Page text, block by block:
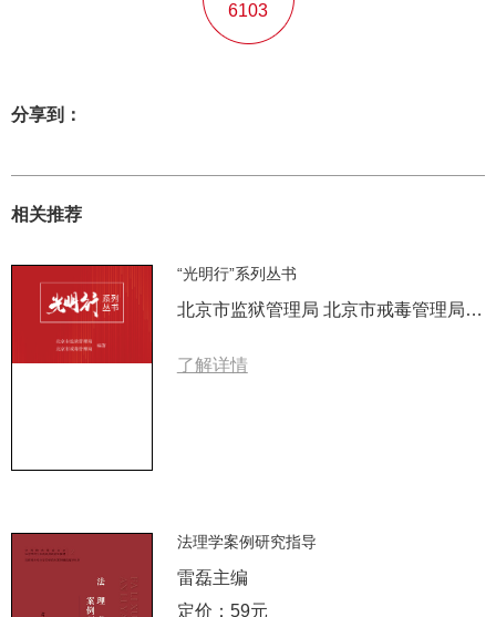
6103
分享到：
相关推荐
“光明行”系列丛书
北京市监狱管理局 北京市戒毒管理局 编著
了解详情
法理学案例研究指导
雷磊主编
定价：59元